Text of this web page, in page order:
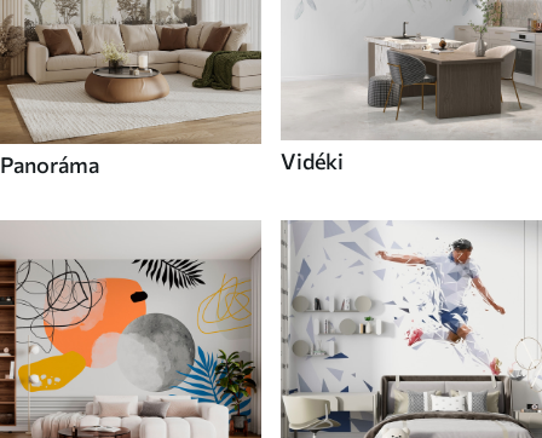
Panoráma Vidéki